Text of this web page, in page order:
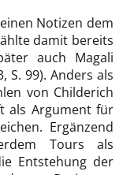
Notizen dem
damit bereits
auch Magali
S. 99). Anders als
von Childerich
als Argument für
Ergänzend
Tours als
Entstehung der